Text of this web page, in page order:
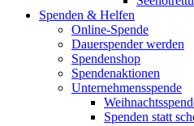
Spenden & Helfen
Online-Spende
Dauerspender werden
Spendenshop
Spendenaktionen
Unternehmens­spende
Spenden statt